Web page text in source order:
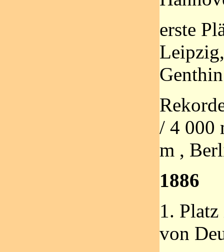
erste
Genthin
/ 4 000
m ,
1886
1.
von